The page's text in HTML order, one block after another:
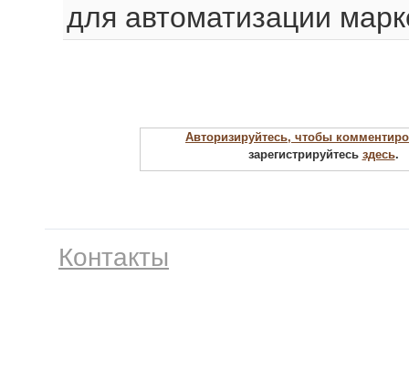
для автоматизации
Авторизируйтесь, чтобы
зарегистрируйтесь здесь.
Контакты